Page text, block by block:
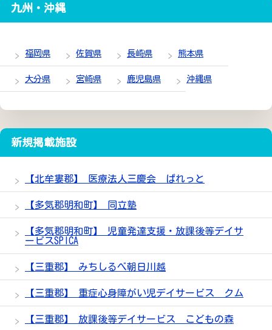
九州・沖縄
福岡県 佐賀県 長崎県 熊本県
大分県 宮崎県 鹿児島県 沖縄県
新規掲載施設
【北牟婁郡】 医療法人三慶会 ぱれっと
【多気郡明和町】 同立塾
【多気郡明和町】 児童発達支援・放課後等デイサ
ービスSPICA
【三重郡】 みちしるべ朝日川越
【三重郡】 重症心身障がい児デイサービス クム
【三重郡】 放課後等デイサービス こどもの森